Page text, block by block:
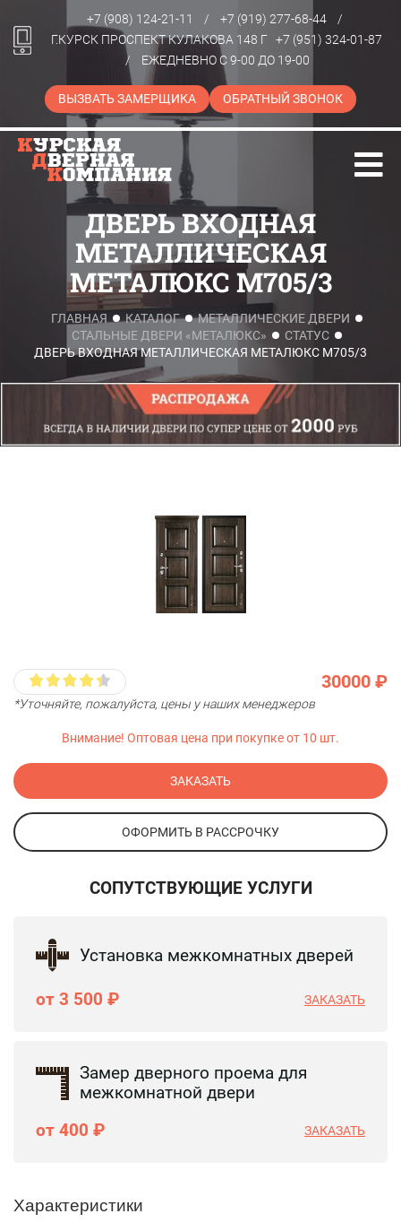
+7 (908) 124-21-11 / +7 (919) 277-68-44
/
Г.КУРСК ПРОСПЕКТ КУЛАКОВА 148 Г +7 (951) 324-01-87
/
ЕЖЕДНЕВНО С 9-00 ДО 19-00
ВЫЗВАТЬ ЗАМЕРЩИКА ОБРАТНЫЙ ЗВОНОК
ДВЕРЬ ВХОДНАЯ
МЕТАЛЛИЧЕСКАЯ
МЕТАЛЮКС M705/3
ГЛАВНАЯ КАТАЛОГ
МЕТАЛЛИЧЕСКИЕ ДВЕРИ
СТАЛЬНЫЕ ДВЕРИ «МЕТАЛЮКС»
СТАТУС
ДВЕРЬ ВХОДНАЯ МЕТАЛЛИЧЕСКАЯ МЕТАЛЮКС M705/3
30000 ₽
*Уточняйте, пожалуйста, цены у наших менеджеров
Внимание! Оптовая цена при покупке от 10 шт.
ЗАКАЗАТЬ
ОФОРМИТЬ В РАССРОЧКУ
СОПУТСТВУЮЩИЕ УСЛУГИ
Установка межкомнатных дверей
от 3 500 ₽ ЗАКАЗАТЬ
Замер дверного проема для
межкомнатной двери
от 400 ₽
ЗАКАЗАТЬ
Характеристики